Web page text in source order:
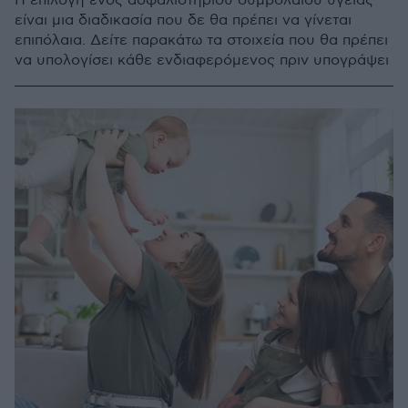
είναι μια διαδικασία που δε θα πρέπει να γίνεται
επιπόλαια. Δείτε παρακάτω τα στοιχεία που θα πρέπει
να υπολογίσει κάθε ενδιαφερόμενος πριν υπογράψει